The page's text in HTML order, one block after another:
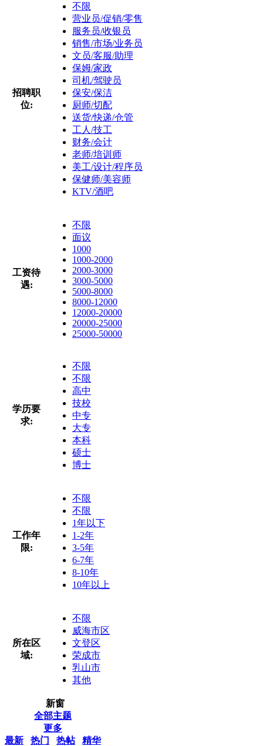
招聘职
位:
不限
营业员/促销/零售
服务员/收银员
销售/市场/业务员
文员/客服/助理
保姆/家政
司机/驾驶员
保安/保洁
厨师/切配
送货/快递/仓管
工人/技工
财务/会计
老师/培训师
美工/设计/程序员
保健师/美容师
KTV/酒吧
工资待
遇:
不限
面议
1000
1000-2000
2000-3000
3000-5000
5000-8000
8000-12000
12000-20000
20000-25000
25000-50000
学历要
求:
不限
不限
高中
技校
中专
大专
本科
硕士
博士
工作年
限:
不限
不限
1年以下
1-2年
3-5年
6-7年
8-10年
10年以上
所在区
域:
不限
威海市区
文登区
荣成市
乳山市
其他
新窗
全部主题
更多
最新
热门 热帖 精华